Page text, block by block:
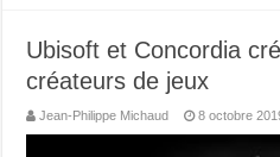
Ubisoft et Concordia
créateurs de jeux
Jean-Philippe Michaud 8 octobre